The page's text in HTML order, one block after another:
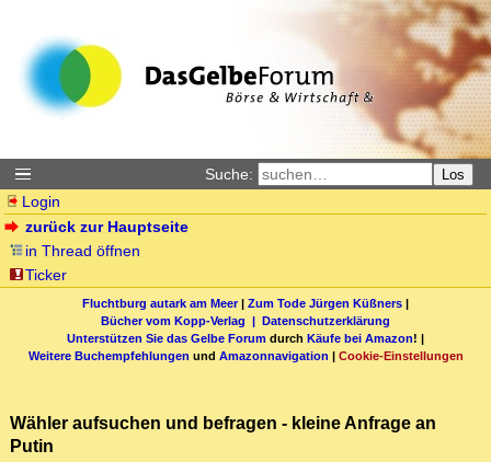
Suche: Los
Login
zurück zur Hauptseite
in Thread öffnen
Ticker
Fluchtburg autark am Meer| Zum Tode Jürgen Küßners |
Bücher vom Kopp-Verlag | Datenschutzerklärung
Unterstützen Sie das Gelbe Forum durch Käufe bei Amazon! |
Weitere Buchempfehlungen und Amazonnavigation | Cookie-Einstellungen
Wähler aufsuchen und befragen - kleine Anfrage an
Putin